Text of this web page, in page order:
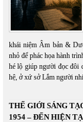
khái niệm Âm bản &
nhỏ để phác họa hành
hé lộ giúp người đọc đôi
hệ, ở xứ sở Lắm người
THẾ GIỚI SÁNG
1954 – ĐẾN HIỆN